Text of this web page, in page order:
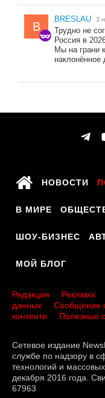
B
BRESLAU 3
Трудно не
Россия в
Мы на грани
наклонённое
НОВОСТИ
В МИРЕ
ШОУ-БИЗНЕС
МОЙ БЛОГ
Редакция Реклама
данных
Сообщение
контенте
Полезные
Сетевое издание
службе по надзору в
технологий и
декабря 2016 года.
67963